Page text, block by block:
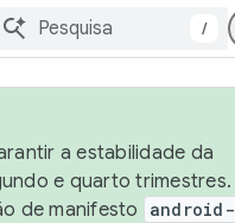
/
a estabilidade da
e quarto trimestres.
de manifesto android-